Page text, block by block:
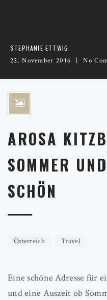
STEPHANIE ETTWIG
22. November 2016
No
AROSA
SOMMER
SCHÖN
Österreich Travel
Eine schöne Adresse für
und eine Auszeit ob